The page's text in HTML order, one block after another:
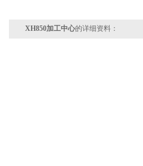
XH850加工中心的详细资料：